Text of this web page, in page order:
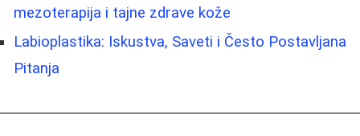
mezoterapija i tajne zdrave kože
Labioplastika: Iskustva, Saveti i Često Postavljana
Pitanja